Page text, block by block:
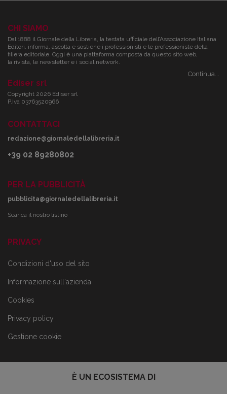
CHI SIAMO
Dal 1888 il Giornale della Libreria, la testata ufficiale dell’Associazione Italiana
Editori, informa, ascolta e sostiene i professionisti e le professioniste della
filiera editoriale. Oggi è una piattaforma composta da questo sito web,
la rivista, le newsletter e i social network.
Continua...
Ediser srl
Copyright 2026 Ediser srl
P.Iva 03763520966
CONTATTACI
redazione@giornaledellalibreria.it
+39 02 89280802
PER LA PUBBLICITÀ
pubblicita@giornaledellalibreria.it
Scarica il nostro listino
PRIVACY
Condizioni d'uso del sito
Informazione sull'azienda
Cookies
Privacy policy
Gestione cookie
È UN ECOSISTEMA DI